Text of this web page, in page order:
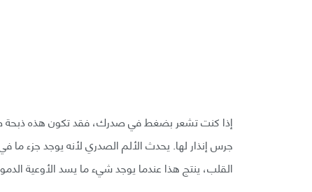
إذا كنت تشعر بضغط في صدرك، فقد تكون هذه ذبحة
جرس إنذار لها. يحدث الألم الصدري لأنه يوجد جزء
القلب، ينتج هذا عندما يوجد شيء ما يسد الأوعية